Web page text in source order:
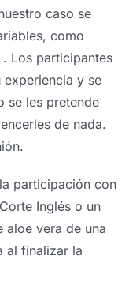
caso se
como
Los participantes
experiencia y se
se les pretende
de nada.
participación con
Inglés o un
aloe vera de una
al finalizar la